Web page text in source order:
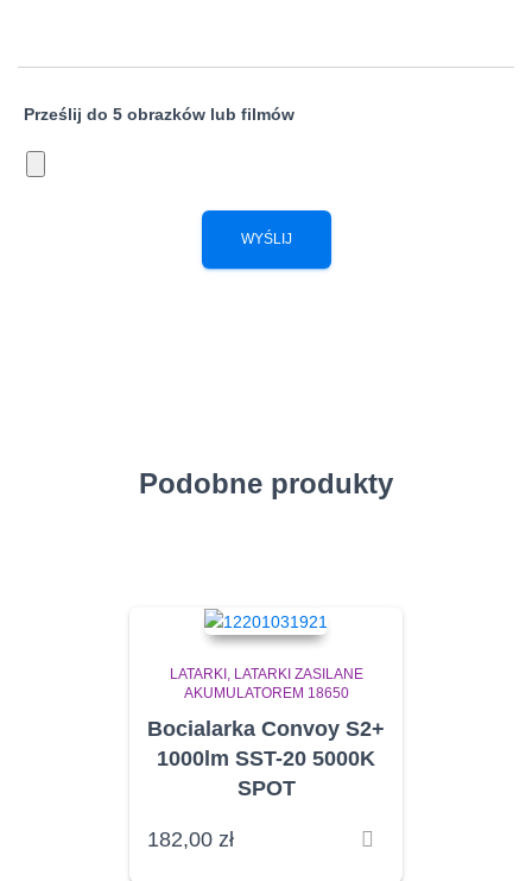
Prześlij do 5 obrazków lub filmów
Podobne produkty
LATARKI
LATARKI ZASILANE
AKUMULATOREM 18650
Bocialarka Convoy S2+
1000lm SST-20 5000K
SPOT
182,00 zł